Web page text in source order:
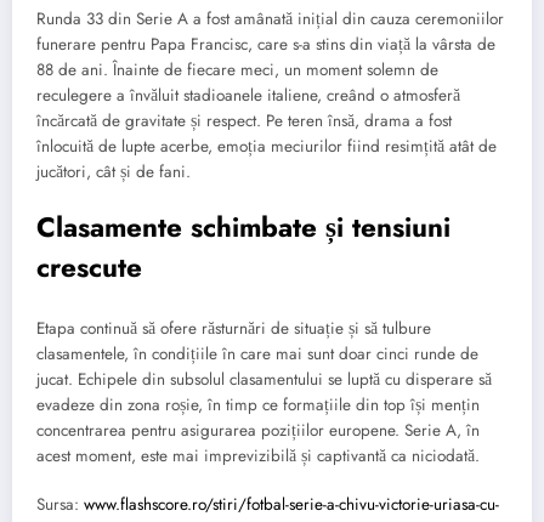
Runda 33 din Serie A a fost amânată inițial din cauza ceremoniilor
funerare pentru Papa Francisc, care s-a stins din viață la vârsta de
88 de ani. Înainte de fiecare meci, un moment solemn de
reculegere a învăluit stadioanele italiene, creând o atmosferă
încărcată de gravitate și respect. Pe teren însă, drama a fost
înlocuită de lupte acerbe, emoția meciurilor fiind resimțită atât de
jucători, cât și de fani.
Clasamente schimbate și tensiuni
crescute
Etapa continuă să ofere răsturnări de situație și să tulbure
clasamentele, în condițiile în care mai sunt doar cinci runde de
jucat. Echipele din subsolul clasamentului se luptă cu disperare să
evadeze din zona roșie, în timp ce formațiile din top își mențin
concentrarea pentru asigurarea pozițiilor europene. Serie A, în
acest moment, este mai imprevizibilă și captivantă ca niciodată.
Sursa: www.flashscore.ro/stiri/fotbal-serie-a-chivu-victorie-uriasa-cu-